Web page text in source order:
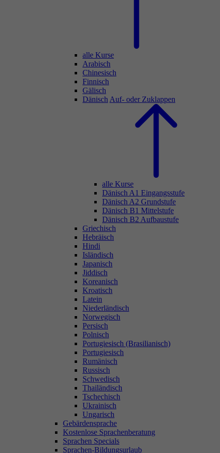
alle Kurse
Arabisch
Chinesisch
Finnisch
Gälisch
Dänisch Auf- oder Zuklappen
alle Kurse
Dänisch A1 Eingangsstufe
Dänisch A2 Grundstufe
Dänisch B1 Mittelstufe
Dänisch B2 Aufbaustufe
Griechisch
Hebräisch
Hindi
Isländisch
Japanisch
Jiddisch
Koreanisch
Kroatisch
Latein
Niederländisch
Norwegisch
Persisch
Polnisch
Portugiesisch (Brasilianisch)
Portugiesisch
Rumänisch
Russisch
Schwedisch
Thailändisch
Tschechisch
Ukrainisch
Ungarisch
Gebärdensprache
Kostenlose Sprachenberatung
Sprachen Specials
Sprachen-Bildungsurlaub